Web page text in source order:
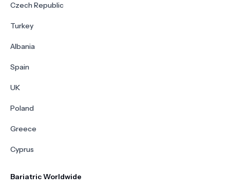
Czech Republic
Turkey
Albania
Spain
UK
Poland
Greece
Cyprus
Bariatric Worldwide